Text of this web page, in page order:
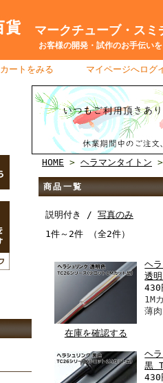
マークチューブ・スミ
お客様の開発・試作のお手伝いを
カートをみる マイページへログ
HOME > ヘラマンタイトン
商品一覧
説明付き / 写真のみ
1件～2件 （全2件）
在庫を確認する
ヘ
透
430
1M
薄
ヘ
黒
430